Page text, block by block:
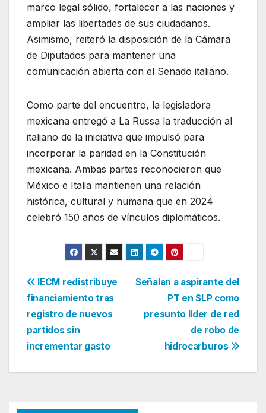
marco legal sólido, fortalecer a las naciones y
ampliar las libertades de sus ciudadanos.
Asimismo, reiteró la disposición de la Cámara
de Diputados para mantener una
comunicación abierta con el Senado italiano.
Como parte del encuentro, la legisladora
mexicana entregó a La Russa la traducción al
italiano de la iniciativa que impulsó para
incorporar la paridad en la Constitución
mexicana. Ambas partes reconocieron que
México e Italia mantienen una relación
histórica, cultural y humana que en 2024
celebró 150 años de vínculos diplomáticos.
Navegación
de
entradas
Señalan a aspirante del
PT en SLP como
presunto líder de red
de robo de
hidrocarburos
IECM redistribuye
financiamiento tras
registro de nuevos
partidos sin
incrementar gasto